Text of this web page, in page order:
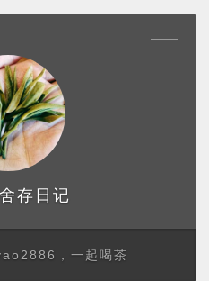
存日记
，一起喝茶